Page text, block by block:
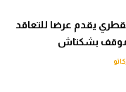
يقدم عرضا للتعاقد
بشكتاش